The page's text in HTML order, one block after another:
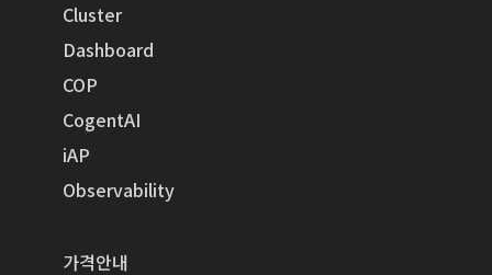
Cluster
Dashboard
COP
CogentAI
iAP
Observability
가격안내